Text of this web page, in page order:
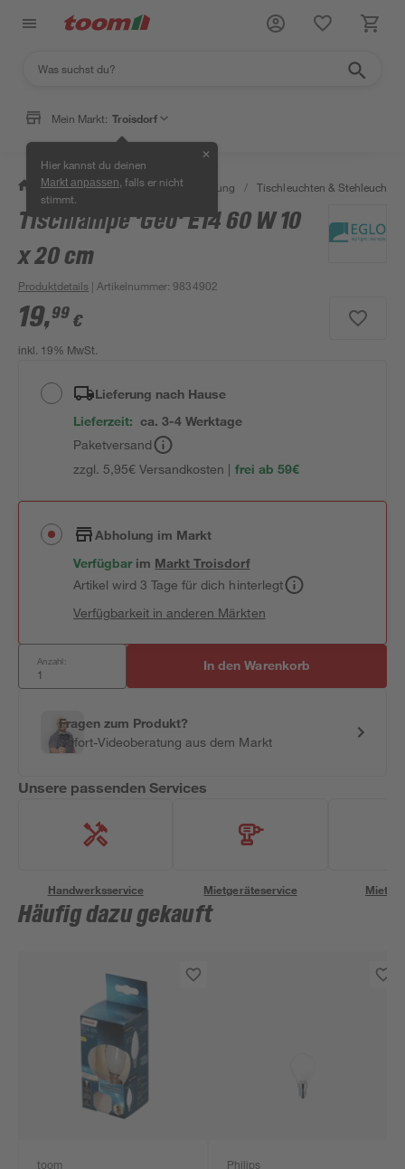
Mein Markt: Troisdorf
Hier kannst du deinen
Markt anpassen , falls er nicht
stimmt.
✕
/ Wohnen & Haushalt / Beleuchtung / Tischleuchten & Stehleuchten
Tischlampe 'Geo' E14 60 W 10
x 20 cm
Produktdetails | Artikelnummer:9834902
19,99 €
inkl. 19% MwSt.
Lieferung nach Hause
Lieferzeit: ca. 3-4 Werktage
Paketversand
zzgl. 5,95€ Versandkosten | frei ab 59€
Abholung im Markt
Verfügbar im MarktTroisdorf
Artikel wird 3 Tage für dich hinterlegt
Verfügbarkeit in anderen Märkten
Anzahl: In den Warenkorb
Fragen zum Produkt?
Sofort-Videoberatung aus dem Markt
Unsere passenden Services
Handwerksservice Mietgeräteservice
Häufig dazu gekauft
toom Philips